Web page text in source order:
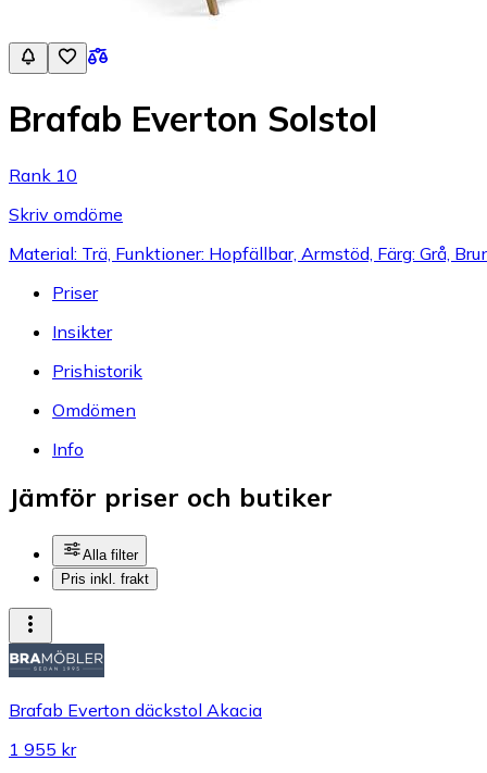
Brafab Everton Solstol
Rank 10
Skriv omdöme
Material: Trä, Funktioner: Hopfällbar, Armstöd, Färg: Grå,
Priser
Insikter
Prishistorik
Omdömen
Info
Jämför priser och butiker
Alla filter
Pris inkl. frakt
Brafab Everton däckstol Akacia
1 955 kr